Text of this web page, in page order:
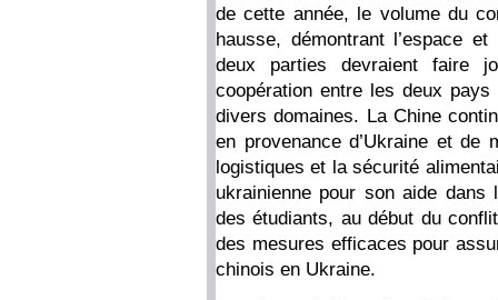
de cette année, le volume du
hausse, démontrant l’espace
deux parties devraient faire
coopération entre les deux
divers domaines. La Chine
en provenance d’Ukraine et de
logistiques et la sécurité
ukrainienne pour son aide dans
des étudiants, au début du
des mesures efficaces pour
chinois en Ukraine.